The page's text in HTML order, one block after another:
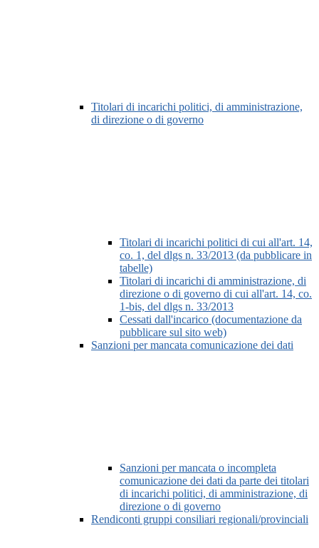
Titolari di incarichi politici, di amministrazione,
di direzione o di governo
Titolari di incarichi politici di cui all'art. 14,
co. 1, del dlgs n. 33/2013 (da pubblicare in
tabelle)
Titolari di incarichi di amministrazione, di
direzione o di governo di cui all'art. 14, co.
1-bis, del dlgs n. 33/2013
Cessati dall'incarico (documentazione da
pubblicare sul sito web)
Sanzioni per mancata comunicazione dei dati
Sanzioni per mancata o incompleta
comunicazione dei dati da parte dei titolari
di incarichi politici, di amministrazione, di
direzione o di governo
Rendiconti gruppi consiliari regionali/provinciali